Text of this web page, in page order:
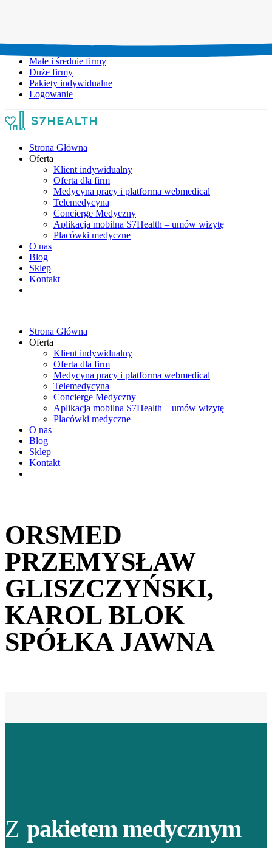
Małe i średnie firmy
Duże firmy
Pakiety indywidualne
Logowanie
Strona Główna
Oferta
Klient indywidualny
Oferta dla firm
Medycyna pracy i platforma webmedical
Telemedycyna
Concierge Medyczny
Aplikacja mobilna S7Health – umów wizytę
Placówki medyczne
O nas
Blog
Sklep
Kontakt
Strona Główna
Oferta
Klient indywidualny
Oferta dla firm
Medycyna pracy i platforma webmedical
Telemedycyna
Concierge Medyczny
Aplikacja mobilna S7Health – umów wizytę
Placówki medyczne
O nas
Blog
Sklep
Kontakt
ORSMED
PRZEMYSŁAW
GLISZCZYŃSKI,
KAROL BLOK
SPÓŁKA JAWNA
Z pakietem medycznym